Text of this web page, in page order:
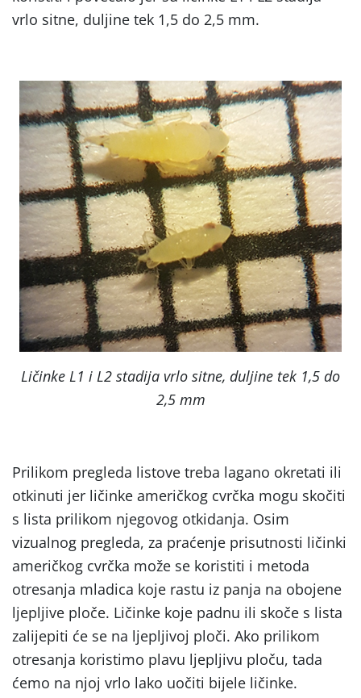
vrlo sitne, duljine tek 1,5 do 2,5 mm.
Ličinke L1 i L2 stadija vrlo sitne, duljine tek 1,5 do
2,5 mm
Prilikom pregleda listove treba lagano okretati ili
otkinuti jer ličinke američkog cvrčka mogu skočiti
s lista prilikom njegovog otkidanja. Osim
vizualnog pregleda, za praćenje prisutnosti ličinki
američkog cvrčka može se koristiti i metoda
otresanja mladica koje rastu iz panja na obojene
ljepljive ploče. Ličinke koje padnu ili skoče s lista
zalijepiti će se na ljepljivoj ploči. Ako prilikom
otresanja koristimo plavu ljepljivu ploču, tada
ćemo na njoj vrlo lako uočiti bijele ličinke.